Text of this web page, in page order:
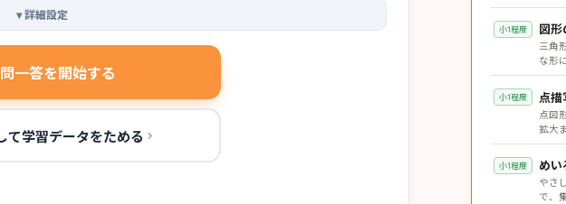
▾詳細設定
一答を開始する
て学習データをためる
小1程度 図形
三角
な形
小1程度 点描
点図
拡大
小1程度 めい
やさ
で、